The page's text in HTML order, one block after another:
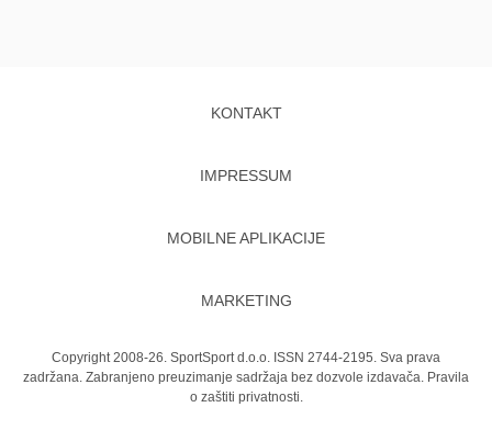
KONTAKT
IMPRESSUM
MOBILNE APLIKACIJE
MARKETING
Copyright 2008-26. SportSport d.o.o. ISSN 2744-2195. Sva prava
zadržana. Zabranjeno preuzimanje sadržaja bez dozvole izdavača. Pravila
o zaštiti privatnosti.